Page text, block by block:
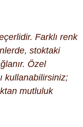
Farklı renk
stoktaki
Özel
kullanabilirsiniz;
mutluluk